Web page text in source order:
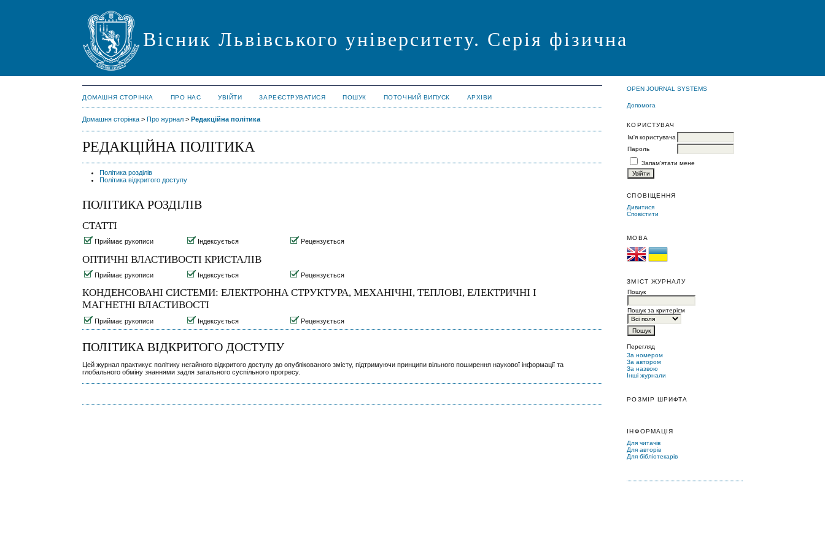
Вісник Львівського університету. Серія фізична
OPEN JOURNAL SYSTEMS
Допомога
КОРИСТУВАЧ
Ім'я користувача
Пароль
Запам'ятати мене
СПОВІЩЕННЯ
Дивитися
Сповістити
МОВА
ЗМІСТ ЖУРНАЛУ
Пошук
Пошук за критерієм
Перегляд
За номером
За автором
За назвою
Інші журнали
РОЗМІР ШРИФТА
ІНФОРМАЦІЯ
Для читачів
Для авторів
Для бібліотекарів
ДОМАШНЯ СТОРІНКА ПРО НАС УВІЙТИ ЗАРЕЄСТРУВАТИСЯ ПОШУК ПОТОЧНИЙ ВИПУСК АРХІВИ
Домашня сторінка >Про журнал >Редакційна політика
РЕДАКЦІЙНА ПОЛІТИКА
Політика розділів
Політика відкритого доступу
ПОЛІТИКА РОЗДІЛІВ
СТАТТІ
Приймає рукописи Індексується Рецензується
ОПТИЧНI ВЛАСТИВОСТI КРИСТАЛIВ
Приймає рукописи Індексується Рецензується
КОНДЕНСОВАНI СИСТЕМИ: ЕЛЕКТРОННА СТРУКТУРА, МЕХАНIЧНI, ТЕПЛОВI, ЕЛЕКТРИЧНI I
МАГНЕТНI ВЛАСТИВОСТI
Приймає рукописи Індексується Рецензується
ПОЛІТИКА ВІДКРИТОГО ДОСТУПУ
Цей журнал практикує політику негайного відкритого доступу до опублікованого змісту, підтримуючи принципи вільного поширення наукової інформації та
глобального обміну знаннями задля загального суспільного прогресу.